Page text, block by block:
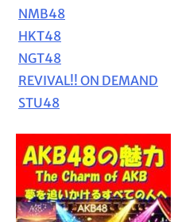
NMB48
HKT48
NGT48
REVIVAL!! ON DEMAND
STU48